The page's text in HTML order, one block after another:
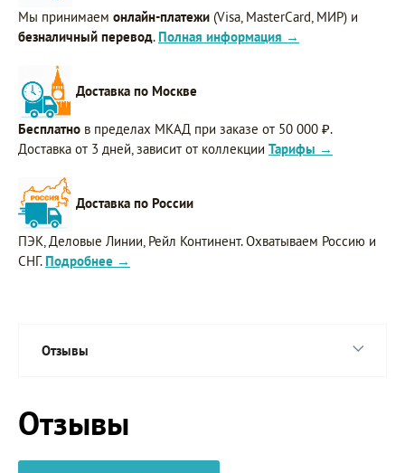
Мы принимаем онлайн-платежи (Visa, MasterCard, МИР) и
безналичный перевод. Полная информация →
Доставка по Москве
Бесплатно в пределах МКАД при заказе от 50 000 ₽.
Доставка от 3 дней, зависит от коллекции Тарифы →
Доставка по России
ПЭК, Деловые Линии, Рейл Континент. Охватываем Россию и
СНГ. Подробнее →
Отзывы
Отзывы